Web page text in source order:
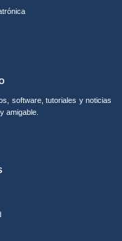
software, tutoriales y noticias
amigable.